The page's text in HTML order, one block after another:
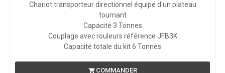
Chariot transporteur directionnel équipé d'un plateau
tournant
Capacité 3 Tonnes
Couplage avec rouleurs référence JFB3K
Capacité totale du kit 6 Tonnes
COMMANDER